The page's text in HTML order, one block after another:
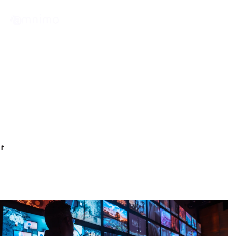
if
プレスリリース